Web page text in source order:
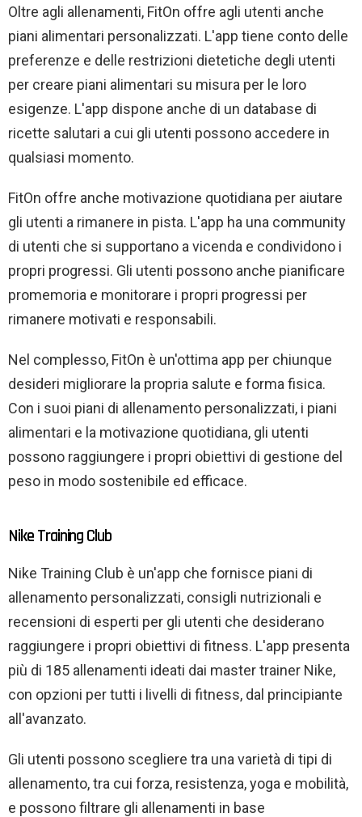
Oltre agli allenamenti, FitOn offre agli utenti anche
piani alimentari personalizzati. L'app tiene conto delle
preferenze e delle restrizioni dietetiche degli utenti
per creare piani alimentari su misura per le loro
esigenze. L'app dispone anche di un database di
ricette salutari a cui gli utenti possono accedere in
qualsiasi momento.
FitOn offre anche motivazione quotidiana per aiutare
gli utenti a rimanere in pista. L'app ha una community
di utenti che si supportano a vicenda e condividono i
propri progressi. Gli utenti possono anche pianificare
promemoria e monitorare i propri progressi per
rimanere motivati ​​e responsabili.
Nel complesso, FitOn è un'ottima app per chiunque
desideri migliorare la propria salute e forma fisica.
Con i suoi piani di allenamento personalizzati, i piani
alimentari e la motivazione quotidiana, gli utenti
possono raggiungere i propri obiettivi di gestione del
peso in modo sostenibile ed efficace.
Nike Training Club
Nike Training Club è un'app che fornisce piani di
allenamento personalizzati, consigli nutrizionali e
recensioni di esperti per gli utenti che desiderano
raggiungere i propri obiettivi di fitness. L'app presenta
più di 185 allenamenti ideati dai master trainer Nike,
con opzioni per tutti i livelli di fitness, dal principiante
all'avanzato.
Gli utenti possono scegliere tra una varietà di tipi di
allenamento, tra cui forza, resistenza, yoga e mobilità,
e possono filtrare gli allenamenti in base